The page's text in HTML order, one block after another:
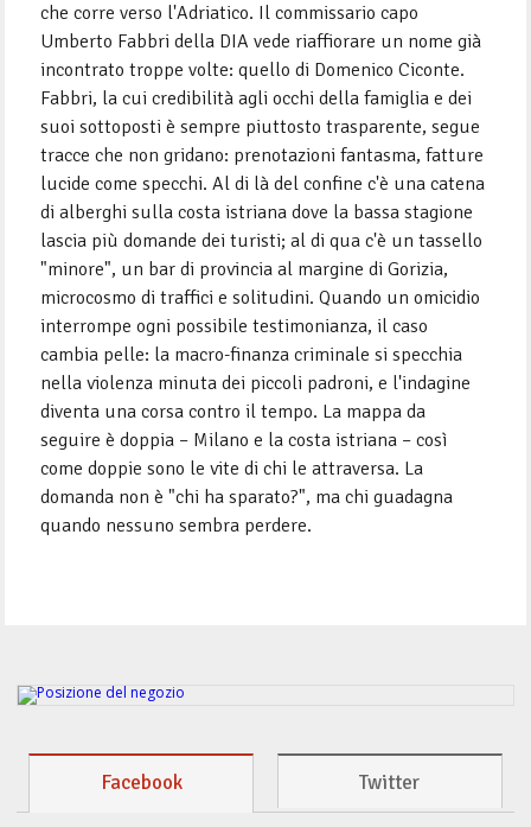
che corre verso l'Adriatico. Il commissario capo
Umberto Fabbri della DIA vede riaffiorare un nome già
incontrato troppe volte: quello di Domenico Ciconte.
Fabbri, la cui credibilità agli occhi della famiglia e dei
suoi sottoposti è sempre piuttosto trasparente, segue
tracce che non gridano: prenotazioni fantasma, fatture
lucide come specchi. Al di là del confine c'è una catena
di alberghi sulla costa istriana dove la bassa stagione
lascia più domande dei turisti; al di qua c'è un tassello
"minore", un bar di provincia al margine di Gorizia,
microcosmo di traffici e solitudini. Quando un omicidio
interrompe ogni possibile testimonianza, il caso
cambia pelle: la macro-finanza criminale si specchia
nella violenza minuta dei piccoli padroni, e l'indagine
diventa una corsa contro il tempo. La mappa da
seguire è doppia – Milano e la costa istriana – così
come doppie sono le vite di chi le attraversa. La
domanda non è "chi ha sparato?", ma chi guadagna
quando nessuno sembra perdere.
Facebook Twitter